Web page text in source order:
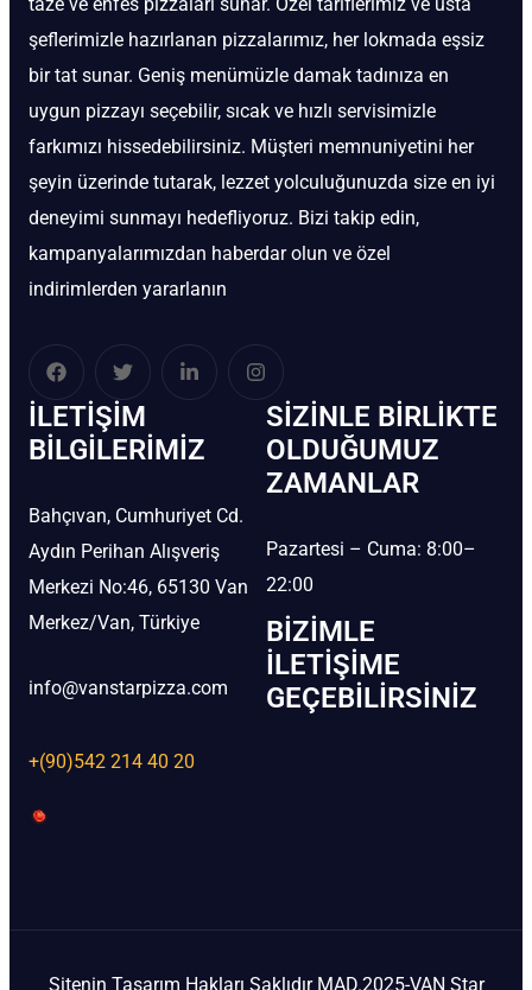
şeflerimizle hazırlanan pizzalarımız, her lokmada eşsiz
bir tat sunar. Geniş menümüzle damak tadınıza en
uygun pizzayı seçebilir, sıcak ve hızlı servisimizle
farkımızı hissedebilirsiniz. Müşteri memnuniyetini her
şeyin üzerinde tutarak, lezzet yolculuğunuzda size en iyi
deneyimi sunmayı hedefliyoruz. Bizi takip edin,
kampanyalarımızdan haberdar olun ve özel
indirimlerden yararlanın
İLETIŞIM
BİLGILERIMIZ
Bahçıvan, Cumhuriyet Cd.
Aydın Perihan Alışveriş
Merkezi No:46, 65130 Van
Merkez/Van, Türkiye
info@vanstarpizza.com
+(90)542 214 40 20
SIZINLE BIRLIKTE
OLDUĞUMUZ
ZAMANLAR
Pazartesi – Cuma: 8:00–
22:00
BIZIMLE
İLETIŞIME
GEÇEBILIRSINIZ
Sitenin Tasarım Hakları Saklıdır MAD.2025-VAN Star